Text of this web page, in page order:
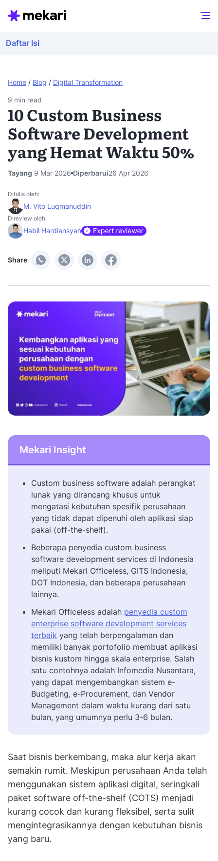
Home / Blog / Digital Transformation
Daftar Isi
9 min read
10 Custom Business
Software Development
yang Hemat Waktu 50%
Tayang 9 Mar 2026 Diperbarui26 Apr 2026
Share
Ditulis oleh:
M. Vito Luqmanuddin
Direview oleh:
Habil Hardiansyah
Mekari Insight
Custom business software adalah perangkat
lunak yang dirancang khusus untuk
mengatasi kebutuhan spesifik perusahaan
yang tidak dapat dipenuhi oleh aplikasi siap
pakai (off-the-shelf).
Beberapa penyedia custom business
software development services di Indonesia
meliputi Mekari Officeless, GITS Indonesia,
DOT Indonesia, dan beberapa perusahaan
lainnya.
Mekari Officeless adalah penyedia custom
enterprise software development services
terbaik yang telah berpengalaman dan
memiliki banyak portofolio membuat aplikasi
bisnis kustom hingga skala enterprise. Salah
satu contohnya adalah Infomedia Nusantara,
yang dapat mengembangkan sistem e-
Budgeting, e-Procurement, dan Vendor
Management dalam waktu kurang dari satu
bulan, yang umumnya perlu 3-6 bulan.
Saat bisnis berkembang, maka alur kerja akan
semakin rumit. Meskipun perusahaan Anda telah
menggunakan sistem aplikasi digital, seringkali
paket software off-the-shelf (COTS) menjadi
kurang cocok dan kurang fleksibel, serta sulit
mengintegrasikannya dengan kebutuhan bisnis
yang baru.